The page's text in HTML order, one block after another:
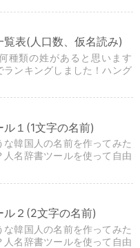
表(人口数、仮名読み)
種類の姓があると思います
ランキングしました！ハング
１(1文字の名前)
韓国人の名前を作ってみた
人名辞書ツールを使って自由
ル２(2文字の名前)
韓国人の名前を作ってみた
人名辞書ツールを使って自由